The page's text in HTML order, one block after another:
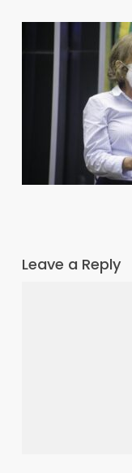
Leave a Reply